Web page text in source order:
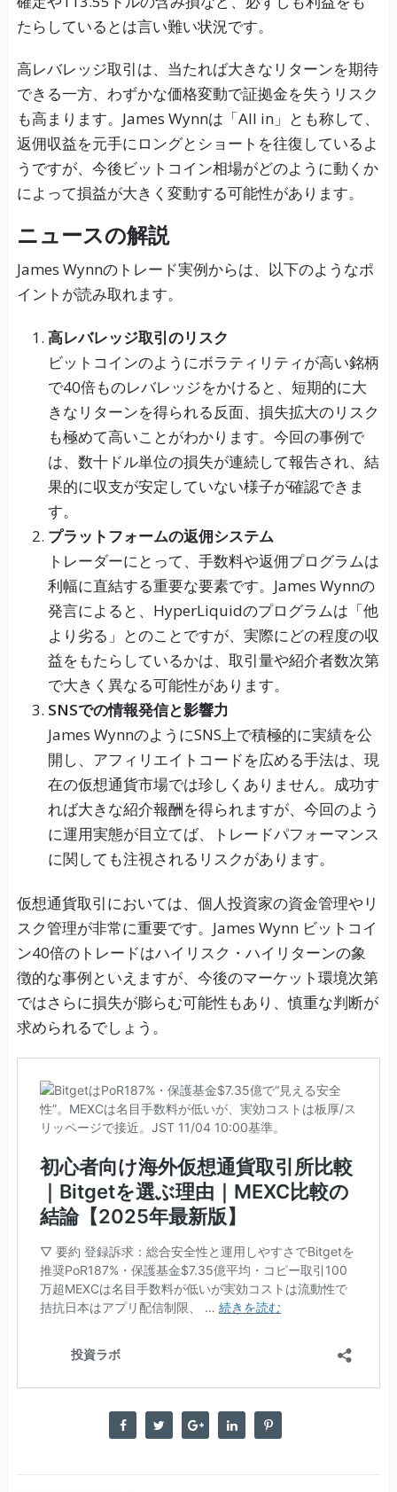
たらしているとは言い難い状況です。
高レバレッジ取引は、当たれば大きなリターンを期待
できる一方、わずかな価格変動で証拠金を失うリスク
も高まります。James Wynnは「All in」とも称して、
返佣収益を元手にロングとショートを往復しているよ
うですが、今後ビットコイン相場がどのように動くか
によって損益が大きく変動する可能性があります。
ニュースの解説
James Wynnのトレード実例からは、以下のようなポ
イントが読み取れます。
高レバレッジ取引のリスク
ビットコインのようにボラティリティが高い銘柄
で40倍ものレバレッジをかけると、短期的に大
きなリターンを得られる反面、損失拡大のリスク
も極めて高いことがわかります。今回の事例で
は、数十ドル単位の損失が連続して報告され、結
果的に収支が安定していない様子が確認できま
す。
プラットフォームの返佣システム
トレーダーにとって、手数料や返佣プログラムは
利幅に直結する重要な要素です。James Wynnの
発言によると、HyperLiquidのプログラムは「他
より劣る」とのことですが、実際にどの程度の収
益をもたらしているかは、取引量や紹介者数次第
で大きく異なる可能性があります。
SNSでの情報発信と影響力
James WynnのようにSNS上で積極的に実績を公
開し、アフィリエイトコードを広める手法は、現
在の仮想通貨市場では珍しくありません。成功す
れば大きな紹介報酬を得られますが、今回のよう
に運用実態が目立てば、トレードパフォーマンス
に関しても注視されるリスクがあります。
仮想通貨取引においては、個人投資家の資金管理やリ
スク管理が非常に重要です。James Wynn ビットコイ
ン40倍のトレードはハイリスク・ハイリターンの象
徴的な事例といえますが、今後のマーケット環境次第
ではさらに損失が膨らむ可能性もあり、慎重な判断が
求められるでしょう。